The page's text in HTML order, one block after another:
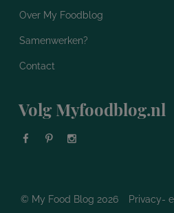
Over My Foodblog
Samenwerken?
Contact
Volg Myfoodblog.nl
© My Food Blog 2026 Privacy-